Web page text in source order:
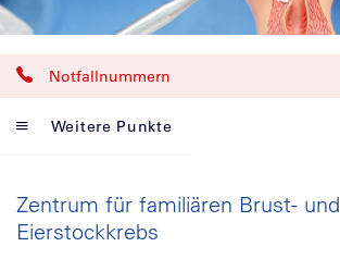
Notfallnummern
Weitere Punkte
Zentrum für familiären Brust- und
Eierstockkrebs